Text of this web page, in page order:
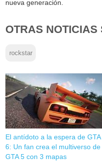
nueva generación.
OTRAS NOTICIAS
rockstar
El antídoto a la espera de GTA
6: Un fan crea el multiverso de
GTA 5 con 3 mapas